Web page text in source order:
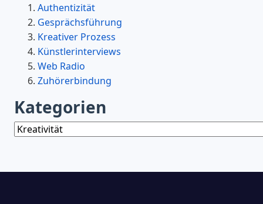
Authentizität
Gesprächsführung
Kreativer Prozess
Künstlerinterviews
Web Radio
Zuhörerbindung
Kategorien
Kategorien